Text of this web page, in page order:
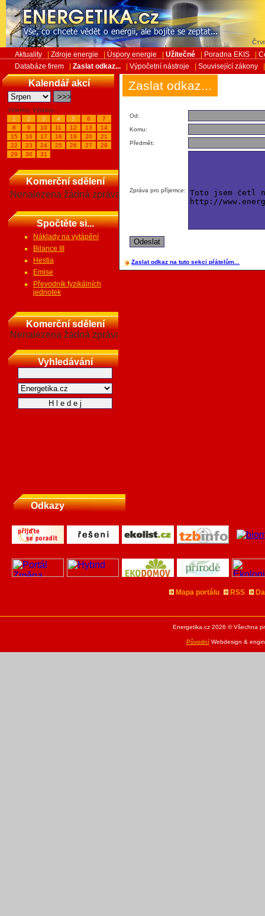
Aktuality Zdroje energie Úspory energie Užitečné Poradna EKIS
Databáze firem
Zaslat odkaz... Výpočetní nástroje Související zákony
Kalendář akcí
Veletrhy, Výstavy...
1
2 3 4 5 6
7
8
9 10 11 12 13
14
15
16 17 18 19 20
21
22
23 24 25 26 27
28
29
30 31
Komerční sdělení
Nenalezena žádná zpráva
Spočtěte si...
Náklady na vytápění
Bilance III
Hestia
Emise
Převodník fyzikálních
jednotek
Komerční sdělení
Nenalezena žádná zpráva
Vyhledávání
Zaslat odkaz...
Od:
Komu:
Předmět:
Zpráva pro příjemce:
Zaslat odkaz na tuto sekci přátelům...
Odkazy
Mapa portálu RSS
Energetika.cz 2026 © Všechna
PůvodníWebdesign &